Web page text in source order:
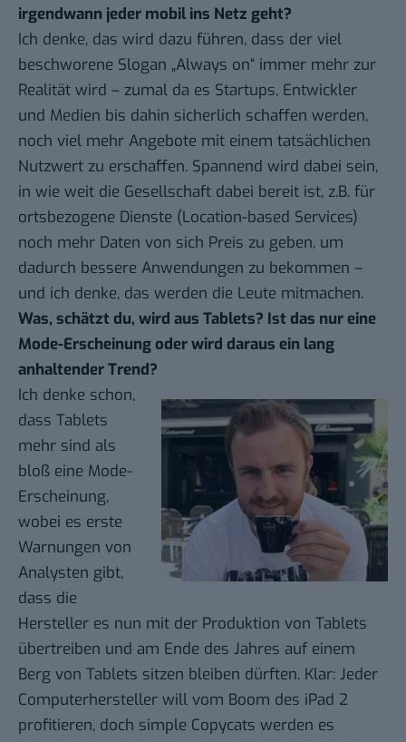
irgendwann jeder mobil ins Netz geht?
Ich denke, das wird dazu führen, dass der viel
beschworene Slogan „Always on“ immer mehr zur
Realität wird – zumal da es Startups, Entwickler
und Medien bis dahin sicherlich schaffen werden,
noch viel mehr Angebote mit einem tatsächlichen
Nutzwert zu erschaffen. Spannend wird dabei sein,
in wie weit die Gesellschaft dabei bereit ist, z.B. für
ortsbezogene Dienste (Location-based Services)
noch mehr Daten von sich Preis zu geben, um
dadurch bessere Anwendungen zu bekommen –
und ich denke, das werden die Leute mitmachen.
Was, schätzt du, wird aus Tablets? Ist das nur eine
Mode-Erscheinung oder wird daraus ein lang
anhaltender Trend?
Ich denke schon,
dass Tablets
mehr sind als
bloß eine Mode-
Erscheinung,
wobei es erste
Warnungen von
Analysten gibt,
dass die
Hersteller es nun mit der Produktion von Tablets
übertreiben und am Ende des Jahres auf einem
Berg von Tablets sitzen bleiben dürften. Klar: Jeder
Computerhersteller will vom Boom des iPad 2
profitieren, doch simple Copycats werden es